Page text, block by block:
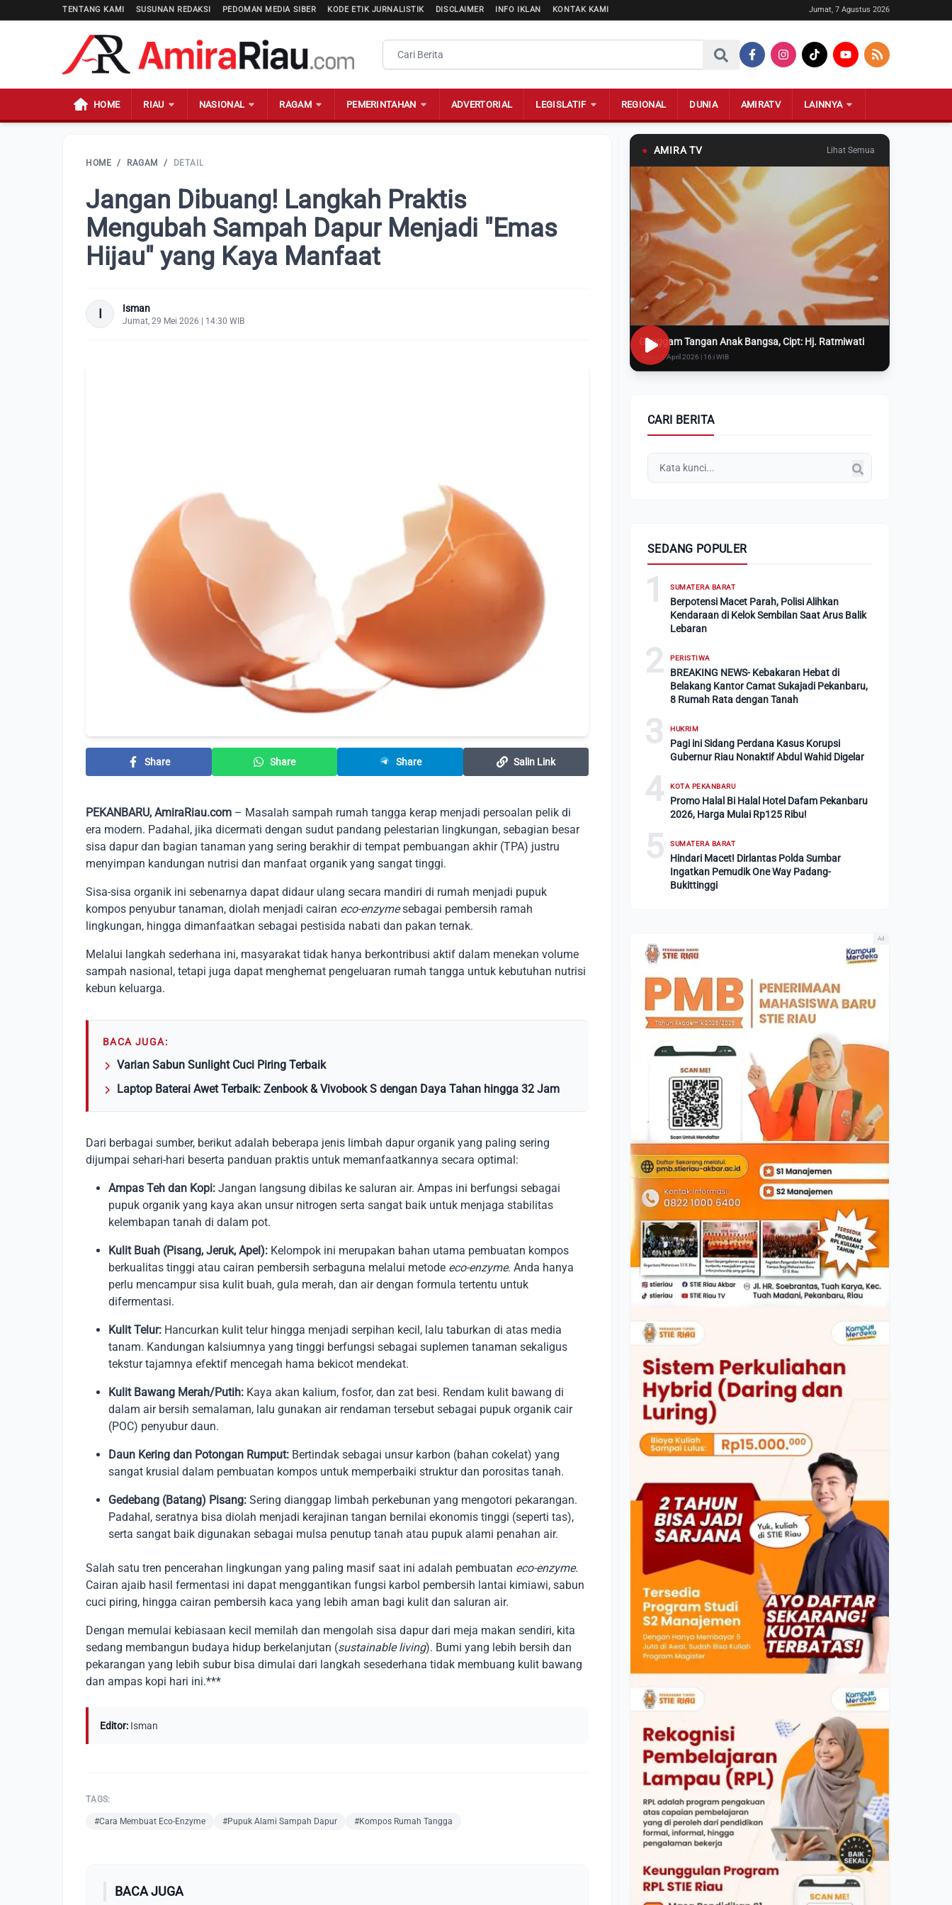
TENTANG KAMI SUSUNAN REDAKSI PEDOMAN MEDIA SIBER KODE ETIK JURNALISTIK DISCLAIMER INFO IKLAN KONTAK KAMI Jumat, 7 Agustus 2026
HOME RIAU NASIONAL RAGAM PEMERINTAHAN ADVERTORIAL LEGISLATIF REGIONAL DUNIA AMIRATV LAINNYA
HOME / RAGAM / DETAIL
Jangan Dibuang! Langkah Praktis
Mengubah Sampah Dapur Menjadi "Emas
Hijau" yang Kaya Manfaat
I Isman
Jumat, 29 Mei 2026 | 14:30 WIB
Share Share Share Salin Link
PEKANBARU, AmiraRiau.com – Masalah sampah rumah tangga kerap menjadi persoalan pelik di
era modern. Padahal, jika dicermati dengan sudut pandang pelestarian lingkungan, sebagian besar
sisa dapur dan bagian tanaman yang sering berakhir di tempat pembuangan akhir (TPA) justru
menyimpan kandungan nutrisi dan manfaat organik yang sangat tinggi.
Sisa-sisa organik ini sebenarnya dapat didaur ulang secara mandiri di rumah menjadi pupuk
kompos penyubur tanaman, diolah menjadi cairan eco-enzymesebagai pembersih ramah
lingkungan, hingga dimanfaatkan sebagai pestisida nabati dan pakan ternak.
Melalui langkah sederhana ini, masyarakat tidak hanya berkontribusi aktif dalam menekan volume
sampah nasional, tetapi juga dapat menghemat pengeluaran rumah tangga untuk kebutuhan nutrisi
kebun keluarga.
BACA JUGA:
Varian Sabun Sunlight Cuci Piring Terbaik
Laptop Baterai Awet Terbaik: Zenbook & Vivobook S dengan Daya Tahan hingga 32 Jam
Dari berbagai sumber, berikut adalah beberapa jenis limbah dapur organik yang paling sering
dijumpai sehari-hari beserta panduan praktis untuk memanfaatkannya secara optimal:
Ampas Teh dan Kopi: Jangan langsung dibilas ke saluran air. Ampas ini berfungsi sebagai
pupuk organik yang kaya akan unsur nitrogen serta sangat baik untuk menjaga stabilitas
kelembapan tanah di dalam pot.
Kulit Buah (Pisang, Jeruk, Apel): Kelompok ini merupakan bahan utama pembuatan kompos
berkualitas tinggi atau cairan pembersih serbaguna melalui metode eco-enzyme. Anda hanya
perlu mencampur sisa kulit buah, gula merah, dan air dengan formula tertentu untuk
difermentasi.
Kulit Telur: Hancurkan kulit telur hingga menjadi serpihan kecil, lalu taburkan di atas media
tanam. Kandungan kalsiumnya yang tinggi berfungsi sebagai suplemen tanaman sekaligus
tekstur tajamnya efektif mencegah hama bekicot mendekat.
Kulit Bawang Merah/Putih: Kaya akan kalium, fosfor, dan zat besi. Rendam kulit bawang di
dalam air bersih semalaman, lalu gunakan air rendaman tersebut sebagai pupuk organik cair
(POC) penyubur daun.
Daun Kering dan Potongan Rumput: Bertindak sebagai unsur karbon (bahan cokelat) yang
sangat krusial dalam pembuatan kompos untuk memperbaiki struktur dan porositas tanah.
Gedebang (Batang) Pisang: Sering dianggap limbah perkebunan yang mengotori pekarangan.
Padahal, seratnya bisa diolah menjadi kerajinan tangan bernilai ekonomis tinggi (seperti tas),
serta sangat baik digunakan sebagai mulsa penutup tanah atau pupuk alami penahan air.
Salah satu tren pencerahan lingkungan yang paling masif saat ini adalah pembuatan eco-enzyme.
Cairan ajaib hasil fermentasi ini dapat menggantikan fungsi karbol pembersih lantai kimiawi, sabun
cuci piring, hingga cairan pembersih kaca yang lebih aman bagi kulit dan saluran air.
Dengan memulai kebiasaan kecil memilah dan mengolah sisa dapur dari meja makan sendiri, kita
sedang membangun budaya hidup berkelanjutan (sustainable living). Bumi yang lebih bersih dan
pekarangan yang lebih subur bisa dimulai dari langkah sesederhana tidak membuang kulit bawang
dan ampas kopi hari ini.***
Editor: Isman
TAGS:
#Cara Membuat Eco-Enzyme #Pupuk Alami Sampah Dapur #Kompos Rumah Tangga
BACA JUGA
● AMIRA TV Lihat Semua
Genggam Tangan Anak Bangsa, Cipt: Hj. Ratmiwati
Rabu, 8 April 2026 | 16:i WIB
CARI BERITA
SEDANG POPULER
1 SUMATERA BARAT
Berpotensi Macet Parah, Polisi Alihkan
Kendaraan di Kelok Sembilan Saat Arus Balik
Lebaran
2 PERISTIWA
BREAKING NEWS- Kebakaran Hebat di
Belakang Kantor Camat Sukajadi Pekanbaru,
8 Rumah Rata dengan Tanah
3 HUKRIM
Pagi ini Sidang Perdana Kasus Korupsi
Gubernur Riau Nonaktif Abdul Wahid Digelar
4 KOTA PEKANBARU
Promo Halal Bi Halal Hotel Dafam Pekanbaru
2026, Harga Mulai Rp125 Ribu!
5 SUMATERA BARAT
Hindari Macet! Dirlantas Polda Sumbar
Ingatkan Pemudik One Way Padang-
Bukittinggi
Ad